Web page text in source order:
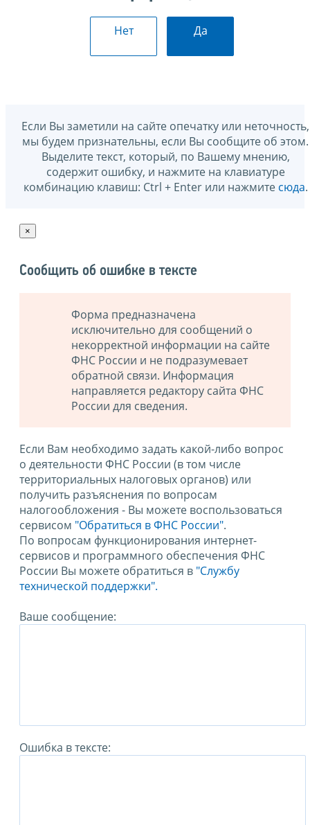
Нет Да
Если Вы заметили на сайте опечатку или неточность,
мы будем признательны, если Вы сообщите об этом.
Выделите текст, который, по Вашему мнению,
содержит ошибку, и нажмите на клавиатуре
комбинацию клавиш: Ctrl + Enter или нажмите сюда.
×
Сообщить об ошибке в тексте
Форма предназначена
исключительно для сообщений о
некорректной информации на сайте
ФНС России и не подразумевает
обратной связи. Информация
направляется редактору сайта ФНС
России для сведения.
Если Вам необходимо задать какой-либо вопрос
о деятельности ФНС России (в том числе
территориальных налоговых органов) или
получить разъяснения по вопросам
налогообложения - Вы можете воспользоваться
сервисом "Обратиться в ФНС России".
По вопросам функционирования интернет-
сервисов и программного обеспечения ФНС
России Вы можете обратиться в "Службу
технической поддержки".
Ваше сообщение:
Ошибка в тексте: